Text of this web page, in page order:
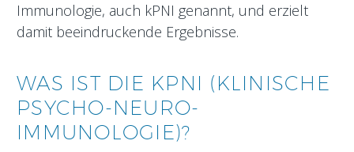
Immunologie, auch kPNI genannt, und erzielt
damit beeindruckende Ergebnisse.
WAS IST DIE KPNI (KLINISCHE
PSYCHO-NEURO-
IMMUNOLOGIE)?